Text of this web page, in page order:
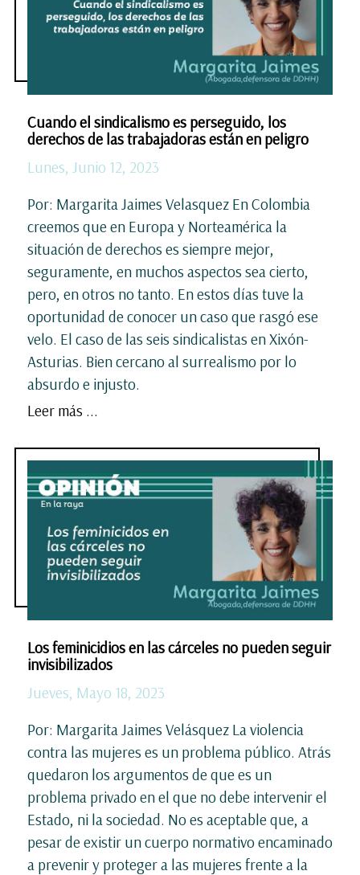
Cuando el sindicalismo es perseguido, los
derechos de las trabajadoras están en peligro
Lunes, Junio 12, 2023
Por: Margarita Jaimes Velasquez En Colombia
creemos que en Europa y Norteamérica la
situación de derechos es siempre mejor,
seguramente, en muchos aspectos sea cierto,
pero, en otros no tanto. En estos días tuve la
oportunidad de conocer un caso que rasgó ese
velo. El caso de las seis sindicalistas en Xixón-
Asturias. Bien cercano al surrealismo por lo
absurdo e injusto.
Leer más ...
Los feminicidios en las cárceles no pueden seguir
invisibilizados
Jueves, Mayo 18, 2023
Por: Margarita Jaimes Velásquez La violencia
contra las mujeres es un problema público. Atrás
quedaron los argumentos de que es un
problema privado en el que no debe intervenir el
Estado, ni la sociedad. No es aceptable que, a
pesar de existir un cuerpo normativo encaminado
a prevenir y proteger a las mujeres frente a la